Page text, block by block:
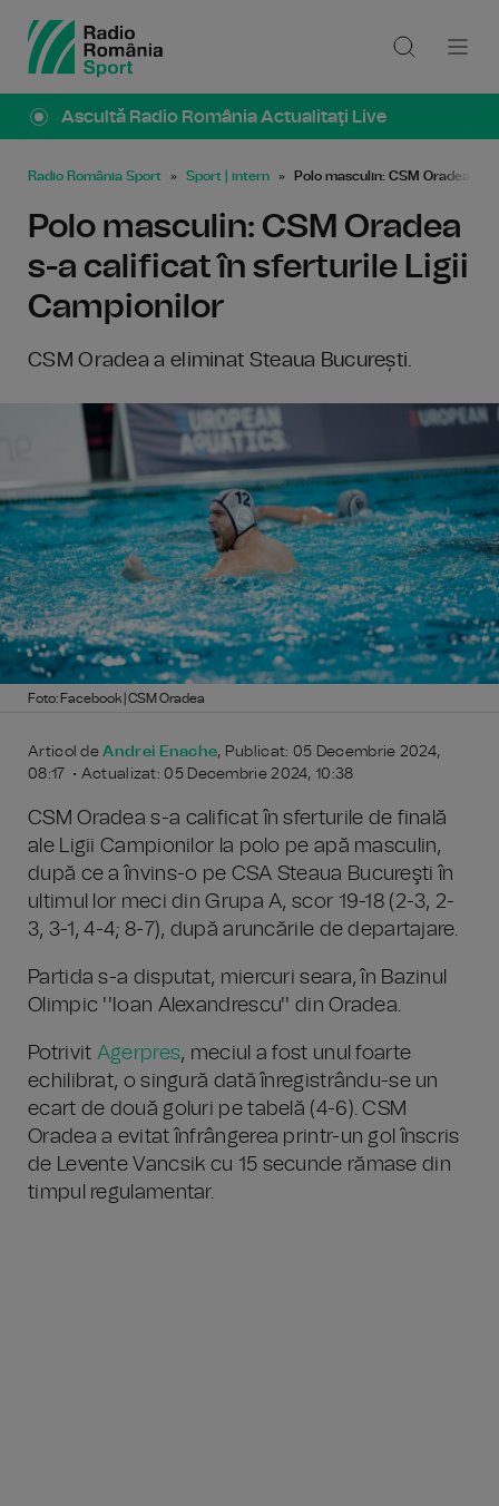
Ascultă Radio România Actualitaţi Live
Radio România Sport Sport | intern Polo masculin: CSM Oradea s-
Polo masculin: CSM Oradea
s-a calificat în sferturile Ligii
Campionilor
CSM Oradea a eliminat Steaua București.
Foto: Facebook | CSM Oradea
Articol deAndrei Enache, Publicat: 05 Decembrie 2024,
08:17 • Actualizat: 05 Decembrie 2024, 10:38
CSM Oradea s-a calificat în sferturile de finală
ale Ligii Campionilor la polo pe apă masculin,
după ce a învins-o pe CSA Steaua Bucureşti în
ultimul lor meci din Grupa A, scor 19-18 (2-3, 2-
3, 3-1, 4-4; 8-7), după aruncările de departajare.
Partida s-a disputat, miercuri seara, în Bazinul
Olimpic ''Ioan Alexandrescu'' din Oradea.
Potrivit Agerpres, meciul a fost unul foarte
echilibrat, o singură dată înregistrându-se un
ecart de două goluri pe tabelă (4-6). CSM
Oradea a evitat înfrângerea printr-un gol înscris
de Levente Vancsik cu 15 secunde rămase din
timpul regulamentar.